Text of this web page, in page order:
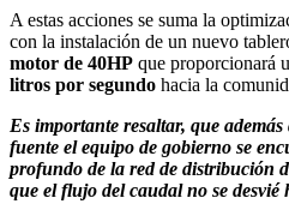
A estas acciones se suma la
con la instalación de un nuevo
motor de 40HP que proporcionará
litros por segundo hacia la
Es importante resaltar, que
fuente el equipo de gobierno se
profundo de la red de distribución
que el flujo del caudal no se desvié